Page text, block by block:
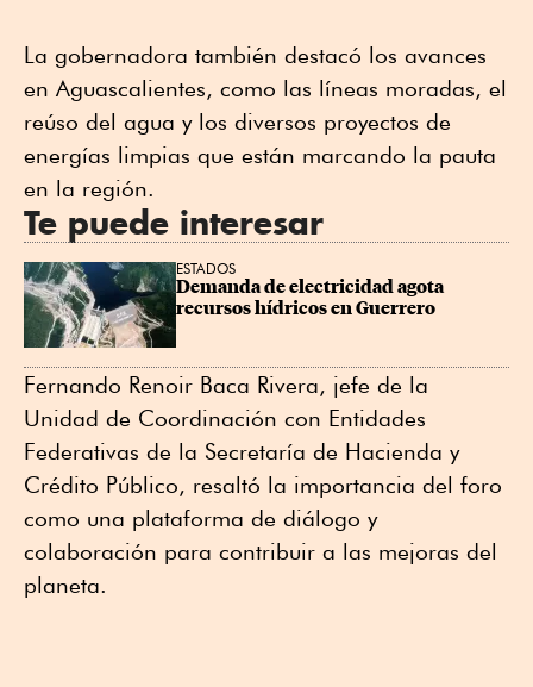
La gobernadora también destacó los avances
en Aguascalientes, como las líneas moradas, el
reúso del agua y los diversos proyectos de
energías limpias que están marcando la pauta
en la región.
Te puede interesar
ESTADOS
Demanda de electricidad agota
recursos hídricos en Guerrero
Fernando Renoir Baca Rivera, jefe de la
Unidad de Coordinación con Entidades
Federativas de la Secretaría de Hacienda y
Crédito Público, resaltó la importancia del foro
como una plataforma de diálogo y
colaboración para contribuir a las mejoras del
planeta.